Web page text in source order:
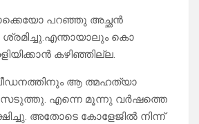
പറഞ്ഞു അച്ഛൻ
ശ്രമിച്ചു.എന്തായാലും കൊ
കഴിഞ്ഞില്ല.
ആ ത്മഹത്യാ
എന്നെ മൂന്നു വർഷത്തെ
അതോടെ കോളേജിൽ നിന്ന്